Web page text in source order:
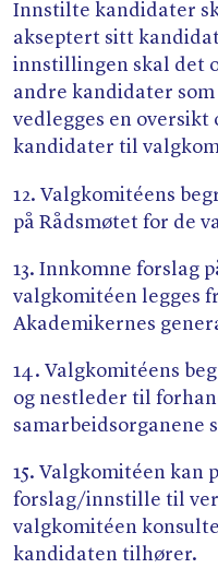
Innstilte kandidater
akseptert sitt
innstillingen skal det
andre kandidater
vedlegges en oversikt
kandidater til
12. Valgkomitéens
på Rådsmøtet for de
13. Innkomne forslag
valgkomitéen legges
Akademikernes
14. Valgkomitéens
og nestleder til
samarbeidsorganene
15. Valgkomitéen kan
forslag/​innstille til
valgkomitéen
kandidaten tilhører.